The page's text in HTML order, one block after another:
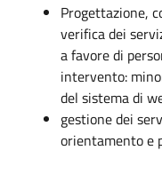
Progettazione,
verifica dei
a favore di
intervento:
del sistema di
gestione dei
orientamento e